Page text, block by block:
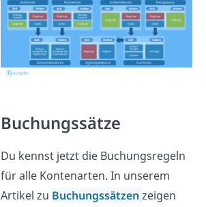
Buchungssätze
Du kennst jetzt die Buchungsregeln
für alle Kontenarten. In unserem
Artikel zu Buchungssätzenzeigen